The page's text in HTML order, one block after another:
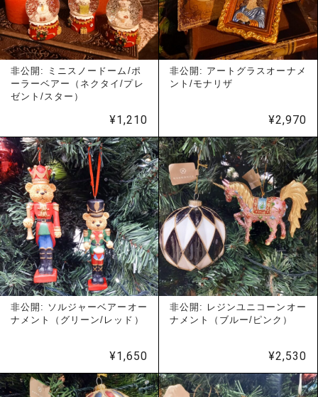
非公開: ミニスノードーム/ポ
ーラーベアー（ネクタイ/プレ
ゼント/スター）
¥1,210
非公開: アートグラスオーナメ
ント/モナリザ
¥2,970
非公開: ソルジャーベアーオー
ナメント（グリーン/レッド）
¥1,650
非公開: レジンユニコーンオー
ナメント（ブルー/ピンク）
¥2,530